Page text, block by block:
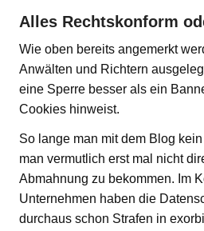
Alles Rechtskonform
Wie oben bereits angemerkt
Anwälten und Richtern
eine Sperre besser als ein
Cookies hinweist.
So lange man mit dem Blog
man vermutlich erst mal nicht
Abmahnung zu bekommen. Im
Unternehmen haben die
durchaus schon Strafen in